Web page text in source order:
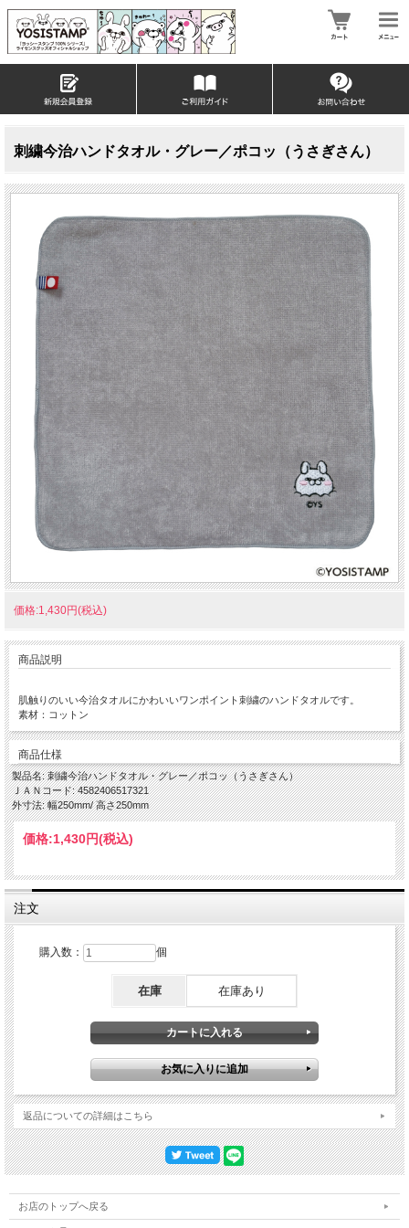
刺繍今治ハンドタオル・グレー／ポコッ（うさぎさん）
価格:1,430円(税込)
商品説明
肌触りのいい今治タオルにかわいいワンポイント刺繍のハンドタオルです。
素材：コットン
商品仕様
製品名: 刺繍今治ハンドタオル・グレー／ポコッ（うさぎさん）
ＪＡＮコード: 4582406517321
外寸法: 幅250mm/ 高さ250mm
価格:1,430円(税込)
注文
購入数： 個
在庫 在庫あり
返品についての詳細はこちら
お店のトップへ戻る